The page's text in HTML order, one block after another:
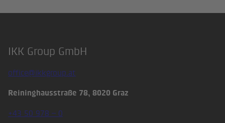
Footer
IKK Group GmbH
office@ikkgroup.at
Reininghausstraße 78, 8020 Graz
+43 50 978 – 0